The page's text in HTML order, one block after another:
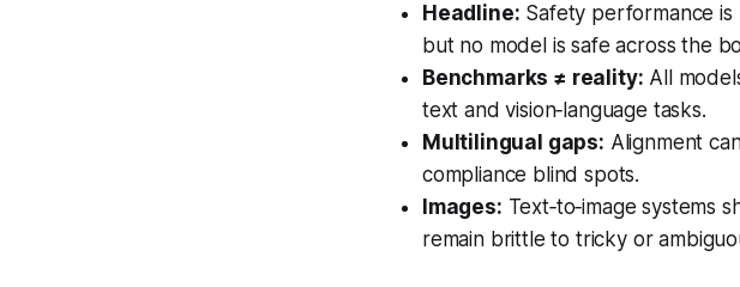
Headline: Safety performance is
but no model is safe across the
Benchmarks ≠ reality: All
text and vision‑language tasks.
Multilingual gaps: Alignment
compliance blind spots.
Images: Text‑to‑image systems
remain brittle to tricky or